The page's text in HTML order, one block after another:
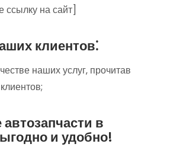
ссылку на сайт]
клиентов⁚
наших услуг‚ прочитав
в
и удобно!